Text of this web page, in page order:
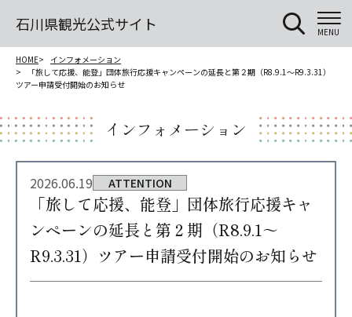
石川県観光公式サイト MENU
HOME
インフォメーション
「旅して応援、能登」団体旅行応援キャンペーンの延長と第２期（R8.9.1～R9.3.31）
ツアー申請受付開始のお知らせ
インフォメーション
「旅して応援、能登」団体旅行応援キャ
ンペーンの延長と第２期（R8.9.1～
R9.3.31）ツアー申請受付開始のお知らせ
2026.06.19 ATTENTION